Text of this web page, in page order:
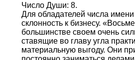
Число Души: 8.
Для обладателей числа имени
склонность к бизнесу.
большинстве своем очень
ставящие во главу угла
материальную выгоду. Они